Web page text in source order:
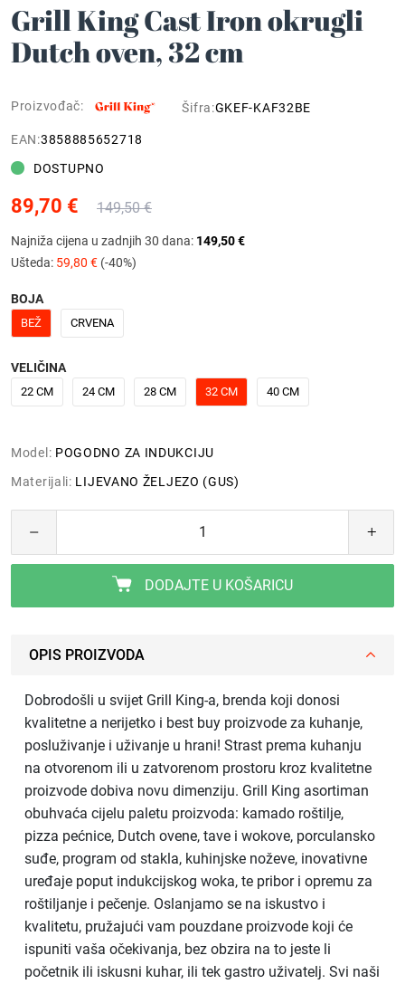
Grill King Cast Iron okrugli
Dutch oven, 32 cm
Proizvođač: Šifra:GKEF-KAF32BE
EAN:3858885652718
DOSTUPNO
89,70 € 149,50 €
Najniža cijena u zadnjih 30 dana: 149,50 €
Ušteda: 59,80 € (-40%)
BOJA
BEŽ CRVENA
VELIČINA
22 CM 24 CM 28 CM 32 CM 40 CM
Model: POGODNO ZA INDUKCIJU
Materijali: LIJEVANO ŽELJEZO (GUS)
DODAJTE U KOŠARICU
OPIS PROIZVODA
Dobrodošli u svijet Grill King-a, brenda koji donosi
kvalitetne a nerijetko i best buy proizvode za kuhanje,
posluživanje i uživanje u hrani! Strast prema kuhanju
na otvorenom ili u zatvorenom prostoru kroz kvalitetne
proizvode dobiva novu dimenziju. Grill King asortiman
obuhvaća cijelu paletu proizvoda: kamado roštilje,
pizza pećnice, Dutch ovene, tave i wokove, porculansko
suđe, program od stakla, kuhinjske noževe, inovativne
uređaje poput indukcijskog woka, te pribor i opremu za
roštiljanje i pečenje. Oslanjamo se na iskustvo i
kvalitetu, pružajući vam pouzdane proizvode koji će
ispuniti vaša očekivanja, bez obzira na to jeste li
početnik ili iskusni kuhar, ili tek gastro uživatelj. Svi naši